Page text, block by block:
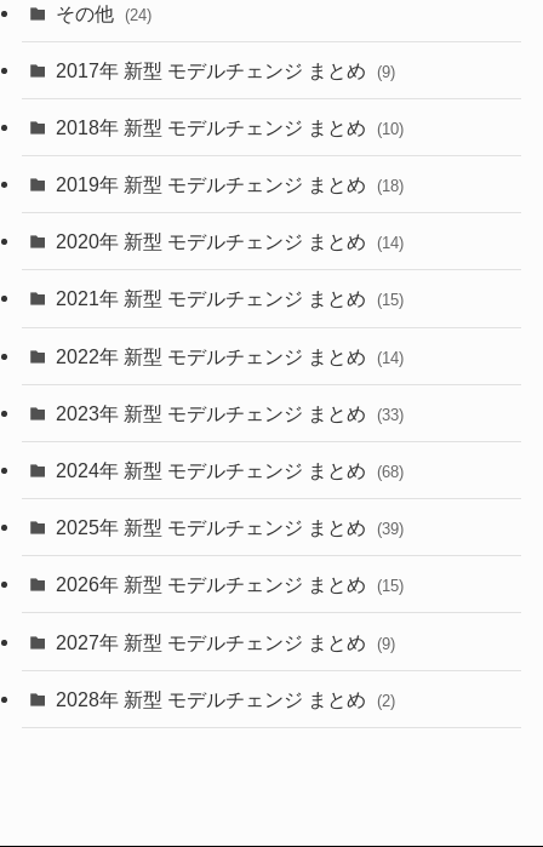
(30)
(27)
(10)
(35)
(10)
(9)
(22)
(4)
(9)
(4)
(1)
その他 (24)
2017年 新型 モデルチェンジ まとめ (9)
2018年 新型 モデルチェンジ まとめ (10)
2019年 新型 モデルチェンジ まとめ (18)
2020年 新型 モデルチェンジ まとめ (14)
2021年 新型 モデルチェンジ まとめ (15)
2022年 新型 モデルチェンジ まとめ (14)
2023年 新型 モデルチェンジ まとめ (33)
2024年 新型 モデルチェンジ まとめ (68)
2025年 新型 モデルチェンジ まとめ (39)
2026年 新型 モデルチェンジ まとめ (15)
2027年 新型 モデルチェンジ まとめ (9)
2028年 新型 モデルチェンジ まとめ (2)